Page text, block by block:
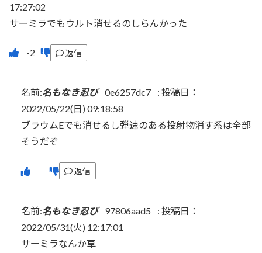
17:27:02
サーミラでもウルト消せるのしらんかった
返信
名前:名もなき忍び 0e6257dc7 : 投稿日：
2022/05/22(日) 09:18:58
ブラウムEでも消せるし弾速のある投射物消す系は全部
そうだぞ
返信
名前:名もなき忍び 97806aad5 : 投稿日：
2022/05/31(火) 12:17:01
サーミラなんか草